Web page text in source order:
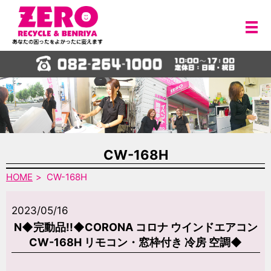
メ
CW-168H
HOME CW-168H
2023/05/16
N◆完動品!!◆CORONA コロナ ウインドエアコン
CW-168H リモコン・窓枠付き 冷房 空調◆